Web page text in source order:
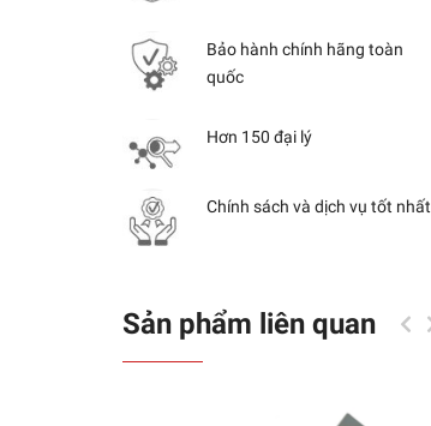
Bảo hành chính hãng toàn
quốc
Hơn 150 đại lý
Chính sách và dịch vụ tốt nhất
Sản phẩm liên quan